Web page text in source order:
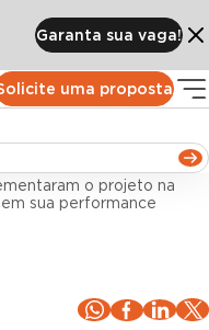
uma proposta
Garanta sua vaga!
lições da Lojas Marisa
cultural:
Marisa
o projeto na
sua performance